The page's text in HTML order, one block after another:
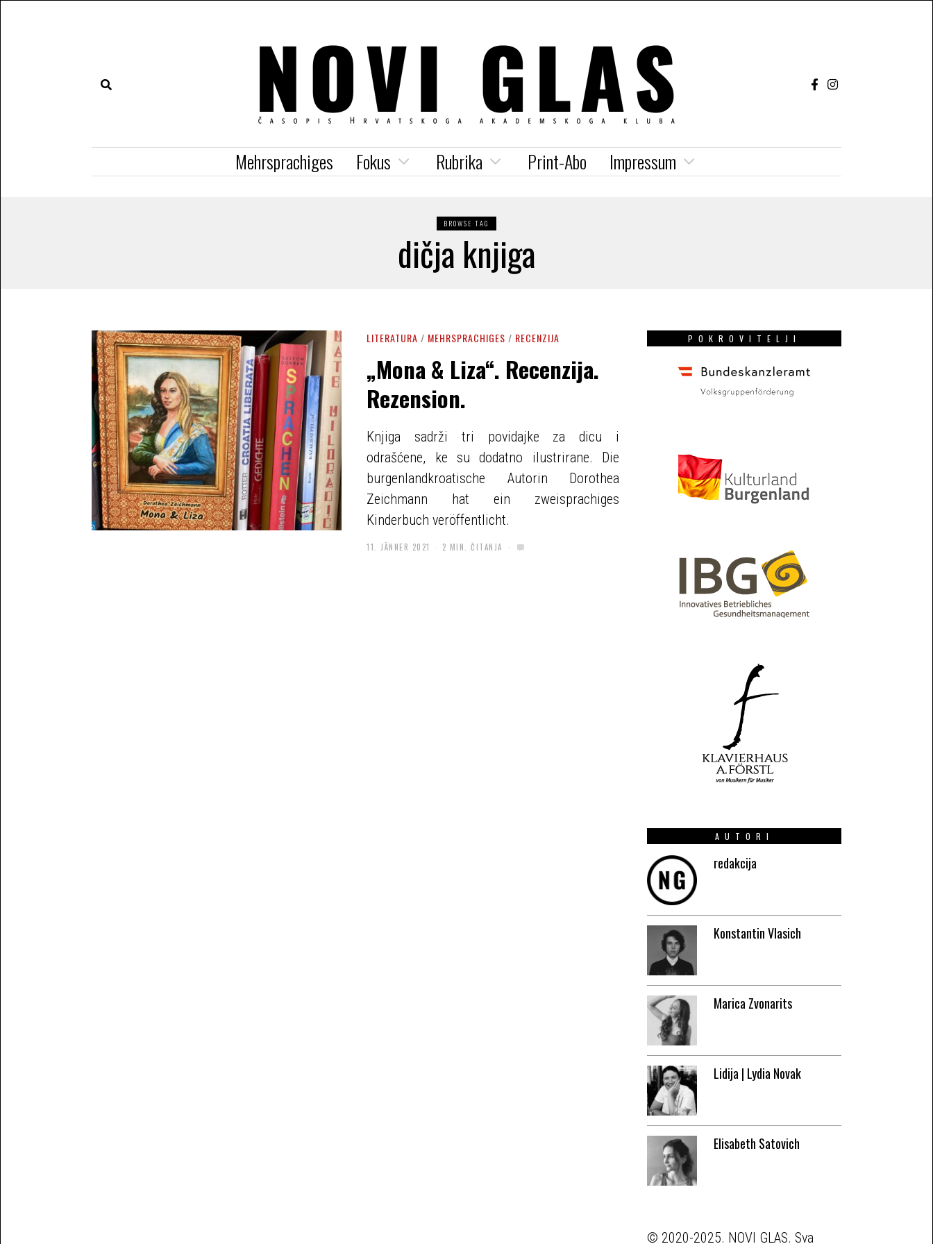
Mehrsprachiges Fokus Rubrika Print-Abo Impressum
BROWSE TAG
dičja knjiga
LITERATURA / MEHRSPRACHIGES / RECENZIJA
„Mona & Liza“. Recenzija.
Rezension.
Knjiga sadrži tri povidajke za dicu i
odrašćene, ke su dodatno ilustrirane. Die
burgenlandkroatische Autorin Dorothea
Zeichmann hat ein zweisprachiges
Kinderbuch veröffentlicht.
11. JÄNNER 2021 2 MIN. ČITANJA
POKROVITELJI
AUTORI
redakcija
Konstantin Vlasich
Marica Zvonarits
Lidija | Lydia Novak
Elisabeth Satovich
© 2020-2025. NOVI GLAS. Sva